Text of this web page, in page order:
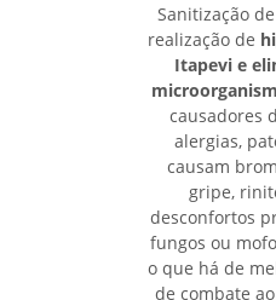
Sanitização
realização de
Itapevi e
causadores
alergias,
causam
gripe,
desconfortos
fungos ou
o que há de
de combate